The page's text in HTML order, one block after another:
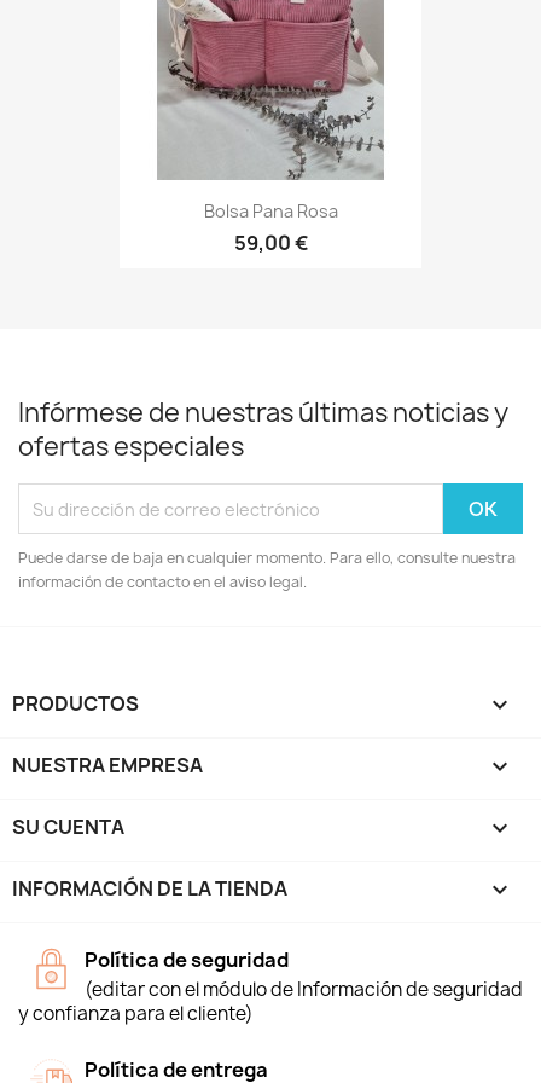
Bolsa Pana Rosa
59,00 €
Infórmese de nuestras últimas noticias y
ofertas especiales
Puede darse de baja en cualquier momento. Para ello, consulte nuestra
información de contacto en el aviso legal.
PRODUCTOS 
NUESTRA EMPRESA 
SU CUENTA 
INFORMACIÓN DE LA TIENDA keyboard_arrow_down
Política de seguridad
(editar con el módulo de Información de seguridad
y confianza para el cliente)
Política de entrega